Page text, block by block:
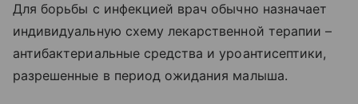
Для борьбы с инфекцией врач обычно назначает
индивидуальную схему лекарственной терапии –
антибактериальные средства и уроантисептики,
разрешенные в период ожидания малыша.